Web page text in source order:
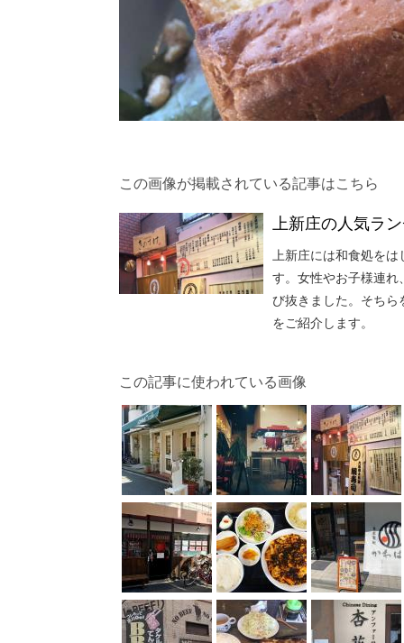
この画像が掲載されている記事はこちら
上新庄の人気ラ
上新庄には和食処を
す。女性やお子様連れ
び抜きました。そちら
をご紹介します。
この記事に使われている画像